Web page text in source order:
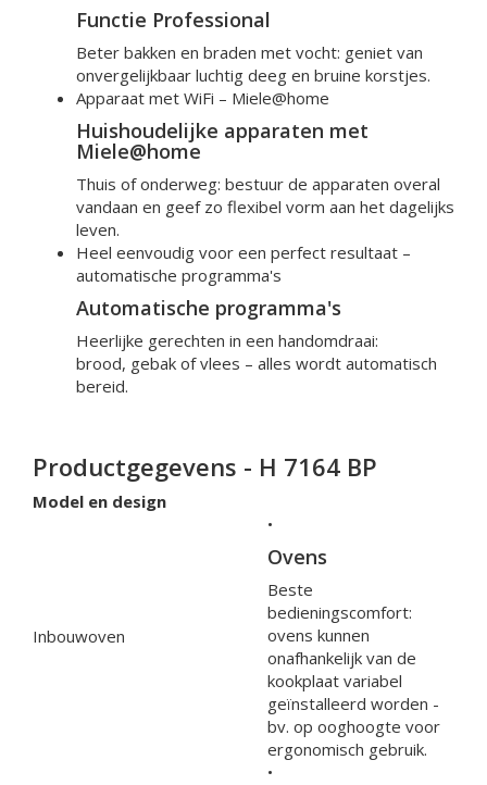
Functie Professional
Beter bakken en braden met vocht: geniet van
onvergelijkbaar luchtig deeg en bruine korstjes.
Apparaat met WiFi – Miele@home
Huishoudelijke apparaten met
Miele@home
Thuis of onderweg: bestuur de apparaten overal
vandaan en geef zo flexibel vorm aan het dagelijks
leven.
Heel eenvoudig voor een perfect resultaat –
automatische programma's
Automatische programma's
Heerlijke gerechten in een handomdraai:
brood, gebak of vlees – alles wordt automatisch
bereid.
Productgegevens - H 7164 BP
Model en design
Inbouwoven
•
Ovens
Beste
bedieningscomfort:
ovens kunnen
onafhankelijk van de
kookplaat variabel
geïnstalleerd worden -
bv. op ooghoogte voor
ergonomisch gebruik.
•